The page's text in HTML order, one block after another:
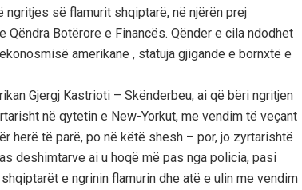
së flamurit shqiptarë, në njërën prej
Qëndra Botërore e Financës. Qënder e cila ndodhet
amerikane , statuja gjigande e bornxtë e
Gjergj Kastrioti – Skënderbeu, ai që bëri ngritjen
në qytetin e New-Yorkut, me vendim të veçant
herë të parë, po në këtë shesh – por, jo zyrtarishtë
deshimtarve ai u hoqë më pas nga policia, pasi
e ngrinin flamurin dhe atë e ulin me vendim